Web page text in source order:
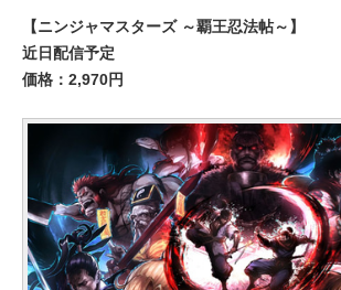
【ニンジャマスターズ ～覇王忍法帖～】
近日配信予定
価格：2,970円